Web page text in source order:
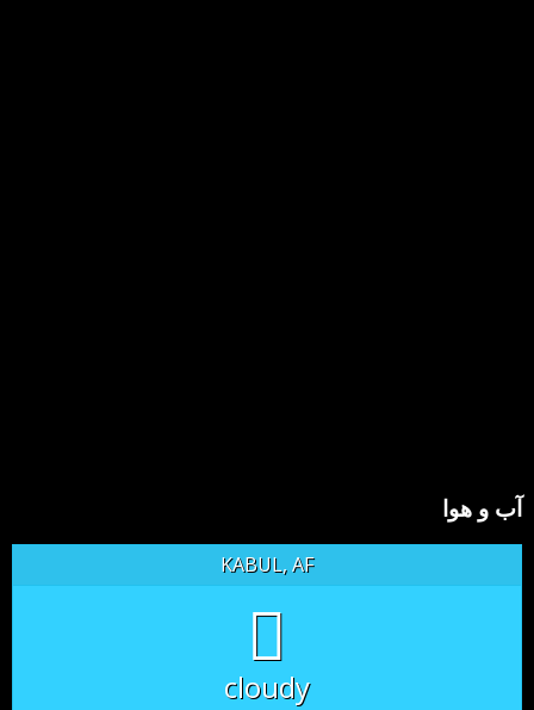
آب و هوا
KABUL, AF
cloudy